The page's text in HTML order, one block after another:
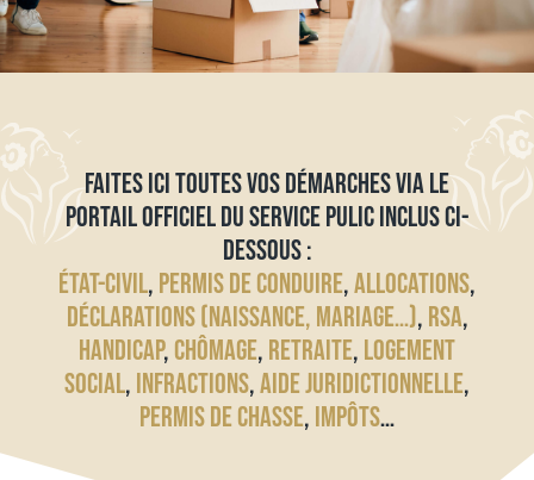
FAITES ICI TOUTES VOS DÉMARCHES VIA LE
PORTAIL OFFICIEL DU SERVICE PULIC INCLUS CI-
DESSOUS :
ÉTAT-CIVIL, PERMIS DE CONDUIRE,ALLOCATIONS,
DÉCLARATIONS (NAISSANCE, MARIAGE…), RSA,
HANDICAP, CHÔMAGE, RETRAITE, LOGEMENT
SOCIAL, INFRACTIONS,AIDE JURIDICTIONNELLE,
PERMIS DE CHASSE, IMPÔTS…